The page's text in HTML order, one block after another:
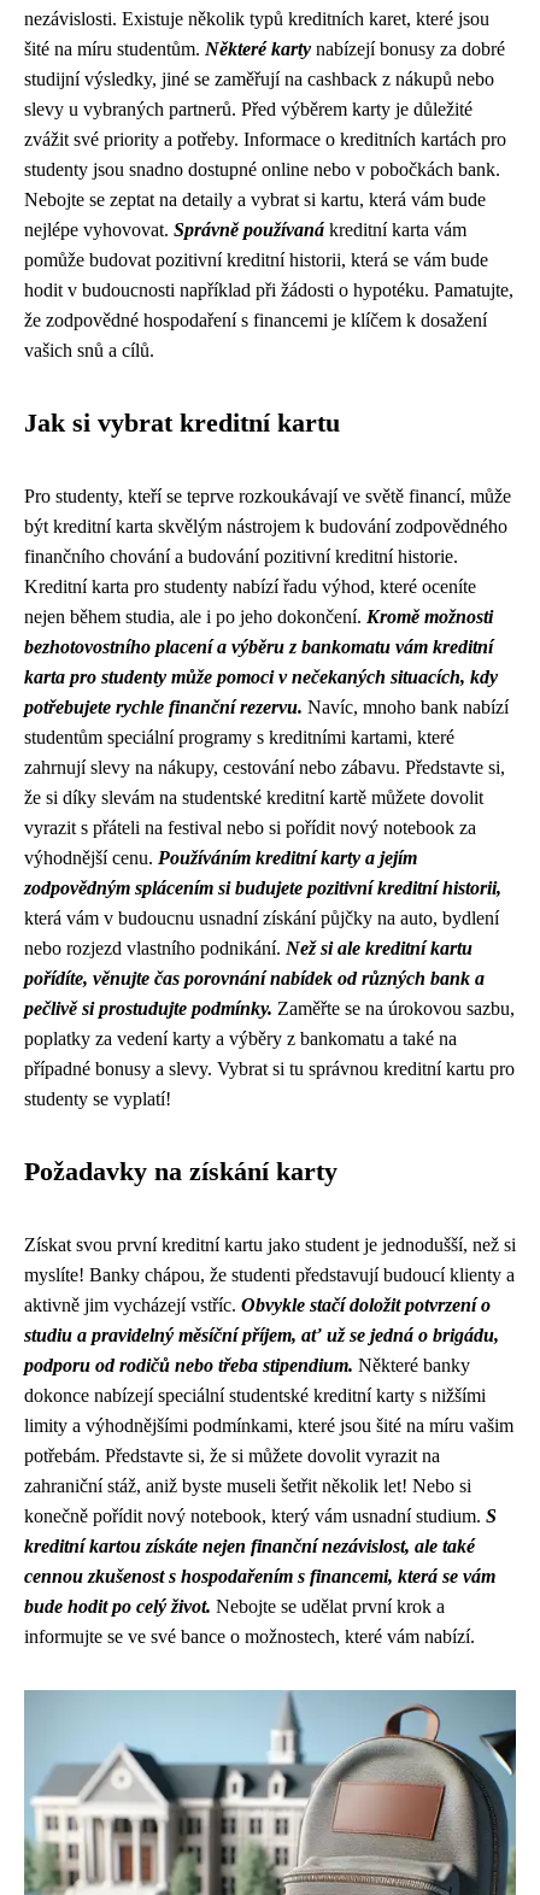
nezávislosti. Existuje několik typů kreditních karet, které jsou
šité na míru studentům. Některé karty nabízejí bonusy za dobré
studijní výsledky, jiné se zaměřují na cashback z nákupů nebo
slevy u vybraných partnerů. Před výběrem karty je důležité
zvážit své priority a potřeby. Informace o kreditních kartách pro
studenty jsou snadno dostupné online nebo v pobočkách bank.
Nebojte se zeptat na detaily a vybrat si kartu, která vám bude
nejlépe vyhovovat. Správně používaná kreditní karta vám
pomůže budovat pozitivní kreditní historii, která se vám bude
hodit v budoucnosti například při žádosti o hypotéku. Pamatujte,
že zodpovědné hospodaření s financemi je klíčem k dosažení
vašich snů a cílů.
Jak si vybrat kreditní kartu
Pro studenty, kteří se teprve rozkoukávají ve světě financí, může
být kreditní karta skvělým nástrojem k budování zodpovědného
finančního chování a budování pozitivní kreditní historie.
Kreditní karta pro studenty nabízí řadu výhod, které oceníte
nejen během studia, ale i po jeho dokončení. Kromě možnosti
bezhotovostního placení a výběru z bankomatu vám kreditní
karta pro studenty může pomoci v nečekaných situacích, kdy
potřebujete rychle finanční rezervu. Navíc, mnoho bank nabízí
studentům speciální programy s kreditními kartami, které
zahrnují slevy na nákupy, cestování nebo zábavu. Představte si,
že si díky slevám na studentské kreditní kartě můžete dovolit
vyrazit s přáteli na festival nebo si pořídit nový notebook za
výhodnější cenu. Používáním kreditní karty a jejím
zodpovědným splácením si budujete pozitivní kreditní historii,
která vám v budoucnu usnadní získání půjčky na auto, bydlení
nebo rozjezd vlastního podnikání. Než si ale kreditní kartu
pořídíte, věnujte čas porovnání nabídek od různých bank a
pečlivě si prostudujte podmínky. Zaměřte se na úrokovou sazbu,
poplatky za vedení karty a výběry z bankomatu a také na
případné bonusy a slevy. Vybrat si tu správnou kreditní kartu pro
studenty se vyplatí!
Požadavky na získání karty
Získat svou první kreditní kartu jako student je jednodušší, než si
myslíte! Banky chápou, že studenti představují budoucí klienty a
aktivně jim vycházejí vstříc. Obvykle stačí doložit potvrzení o
studiu a pravidelný měsíční příjem, ať už se jedná o brigádu,
podporu od rodičů nebo třeba stipendium. Některé banky
dokonce nabízejí speciální studentské kreditní karty s nižšími
limity a výhodnějšími podmínkami, které jsou šité na míru vašim
potřebám. Představte si, že si můžete dovolit vyrazit na
zahraniční stáž, aniž byste museli šetřit několik let! Nebo si
konečně pořídit nový notebook, který vám usnadní studium. S
kreditní kartou získáte nejen finanční nezávislost, ale také
cennou zkušenost s hospodařením s financemi, která se vám
bude hodit po celý život. Nebojte se udělat první krok a
informujte se ve své bance o možnostech, které vám nabízí.